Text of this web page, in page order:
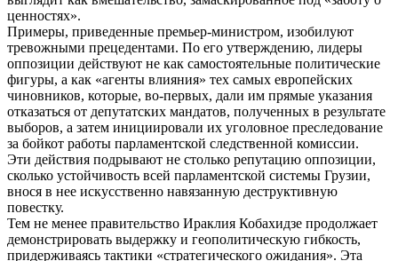
ценностях».
Примеры, приведенные премьер-министром, изобилуют
тревожными прецедентами. По его утверждению, лидеры
оппозиции действуют не как самостоятельные политические
фигуры, а как «агенты влияния» тех самых европейских
чиновников, которые, во-первых, дали им прямые указания
отказаться от депутатских мандатов, полученных в результате
выборов, а затем инициировали их уголовное преследование
за бойкот работы парламентской следственной комиссии.
Эти действия подрывают не столько репутацию оппозиции,
сколько устойчивость всей парламентской системы Грузии,
внося в нее искусственно навязанную деструктивную
повестку.
Тем не менее правительство Ираклия Кобахидзе продолжает
демонстрировать выдержку и геополитическую гибкость,
придерживаясь тактики «стратегического ожидания». Эта